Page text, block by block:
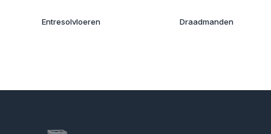
Entresolvloeren Draadmanden